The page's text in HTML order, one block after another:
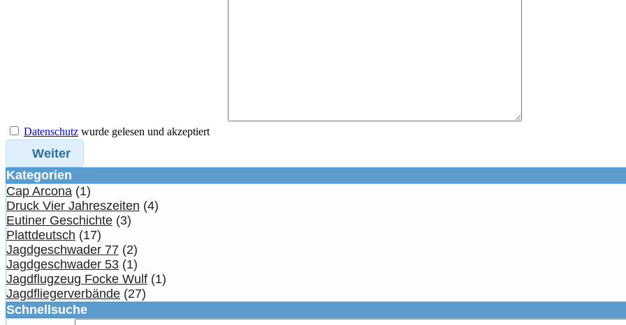
Datenschutz wurde gelesen und akzeptiert
Weiter
Kategorien
Cap Arcona (1)
Druck Vier Jahreszeiten (4)
Eutiner Geschichte (3)
Plattdeutsch (17)
Jagdgeschwader 77 (2)
Jagdgeschwader 53 (1)
Jagdflugzeug Focke Wulf (1)
Jagdfliegerverbände (27)
Schnellsuche